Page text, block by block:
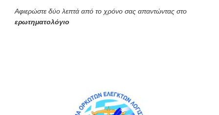
Αφιερώστε δύο λεπτά από το χρόνο σας απαντώντας στο
ερωτηματολόγιο